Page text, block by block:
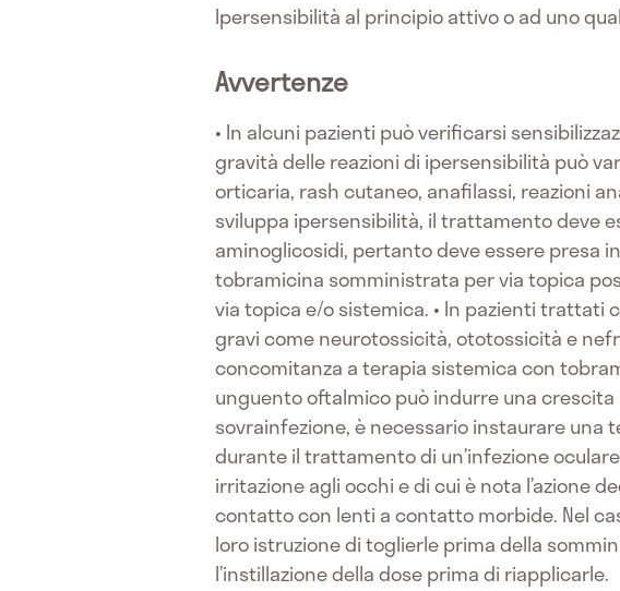
Ipersensibilità al principio attivo o ad uno
Avvertenze
• In alcuni pazienti può verificarsi
gravità delle reazioni di ipersensibilità può
orticaria, rash cutaneo, anafilassi, reazioni
sviluppa ipersensibilità, il trattamento deve
aminoglicosidi, pertanto deve essere presa
tobramicina somministrata per via topica
via topica e/o sistemica. • In pazienti trattati
gravi come neurotossicità, ototossicità e
concomitanza a terapia sistemica con
unguento oftalmico può indurre una
sovrainfezione, è necessario instaurare una
durante il trattamento di un’infezione
irritazione agli occhi e di cui è nota l’azione
contatto con lenti a contatto morbide. Nel
loro istruzione di toglierle prima della
l’instillazione della dose prima di riapplicarle.